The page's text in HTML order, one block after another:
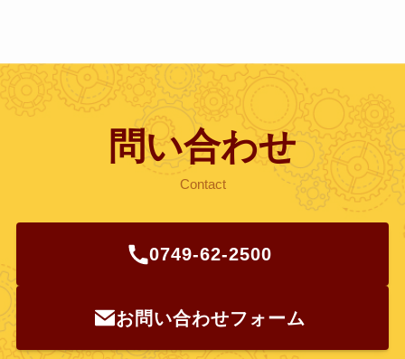
問い合わせ
Contact
0749-62-2500
お問い合わせフォーム